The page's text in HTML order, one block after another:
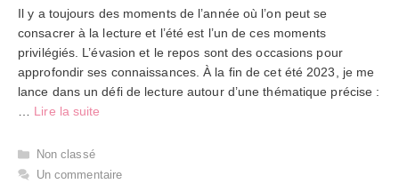
Il y a toujours des moments de l’année où l’on peut se
consacrer à la lecture et l’été est l’un de ces moments
privilégiés. L’évasion et le repos sont des occasions pour
approfondir ses connaissances. À la fin de cet été 2023, je me
lance dans un défi de lecture autour d’une thématique précise :
Lire la suite
Catégories
Non classé
Un commentaire